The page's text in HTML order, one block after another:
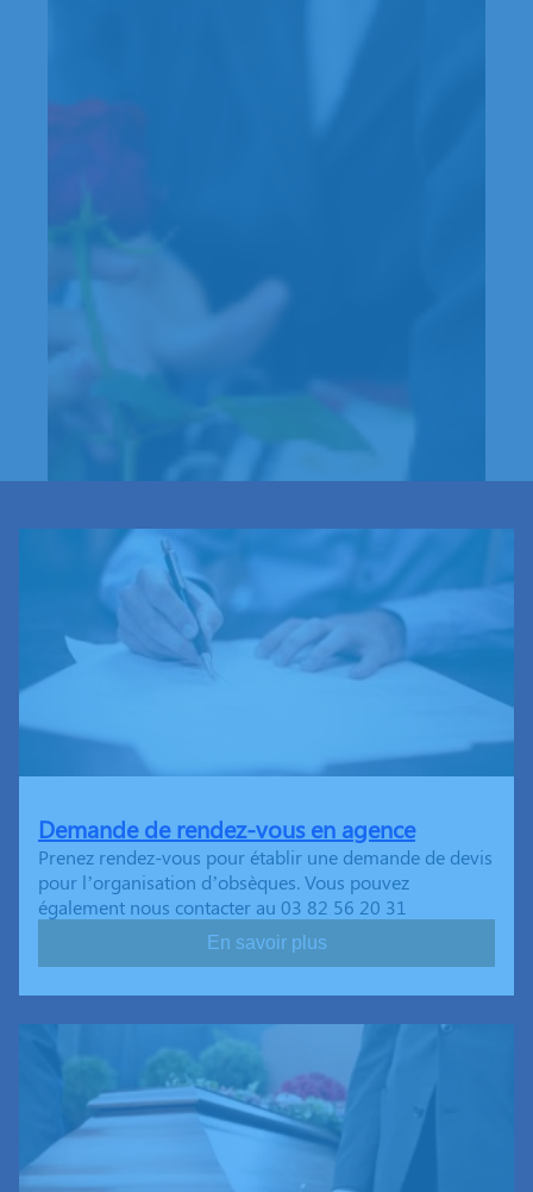
Demande de rendez-vous en agence
Prenez rendez-vous pour établir une demande de devis
pour l’organisation d’obsèques. Vous pouvez
également nous contacter au 03 82 56 20 31
En savoir plus